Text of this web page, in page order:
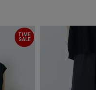
TIME
SALE